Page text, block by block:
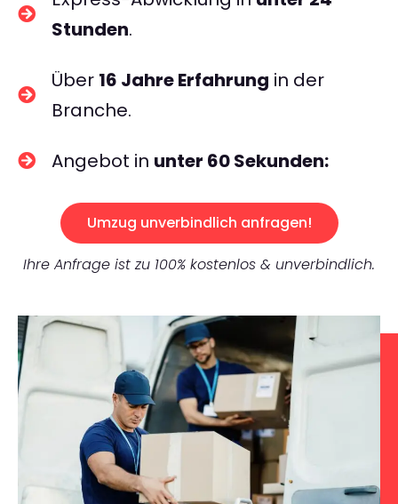
Stunden.
Über 16 Jahre Erfahrung in der
Branche.
Angebot in unter 60 Sekunden:
Umzug unverbindlich anfragen!
Ihre Anfrage ist zu 100% kostenlos & unverbindlich.